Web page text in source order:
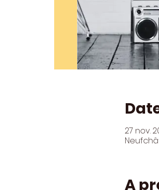
27 nov.
A